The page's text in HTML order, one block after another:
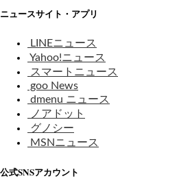
ニュースサイト・アプリ
LINEニュース
Yahoo!ニュース
スマートニュース
goo News
dmenu ニュース
ノアドット
グノシー
MSNニュース
公式SNSアカウント